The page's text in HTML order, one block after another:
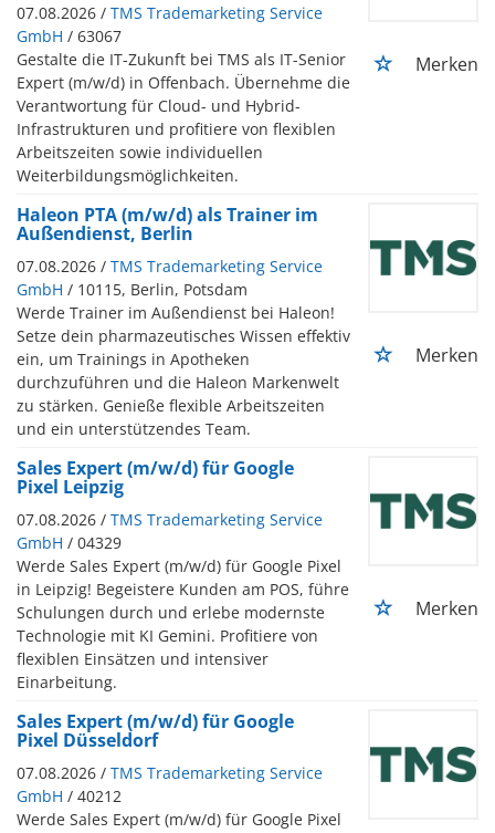
07.08.2026 / TMS Trademarketing Service
GmbH / 63067
Gestalte die IT-Zukunft bei TMS als IT-Senior
Expert (m/w/d) in Offenbach. Übernehme die
Verantwortung für Cloud- und Hybrid-
Infrastrukturen und profitiere von flexiblen
Arbeitszeiten sowie individuellen
Weiterbildungsmöglichkeiten.
Merken
Haleon PTA (m/w/d) als Trainer im
Außendienst, Berlin
07.08.2026 / TMS Trademarketing Service
GmbH / 10115, Berlin, Potsdam
Werde Trainer im Außendienst bei Haleon!
Setze dein pharmazeutisches Wissen effektiv
ein, um Trainings in Apotheken
durchzuführen und die Haleon Markenwelt
zu stärken. Genieße flexible Arbeitszeiten
und ein unterstützendes Team.
Merken
Sales Expert (m/w/d) für Google
Pixel Leipzig
07.08.2026 / TMS Trademarketing Service
GmbH / 04329
Werde Sales Expert (m/w/d) für Google Pixel
in Leipzig! Begeistere Kunden am POS, führe
Schulungen durch und erlebe modernste
Technologie mit KI Gemini. Profitiere von
flexiblen Einsätzen und intensiver
Einarbeitung.
Merken
Sales Expert (m/w/d) für Google
Pixel Düsseldorf
07.08.2026 / TMS Trademarketing Service
GmbH / 40212
Werde Sales Expert (m/w/d) für Google Pixel